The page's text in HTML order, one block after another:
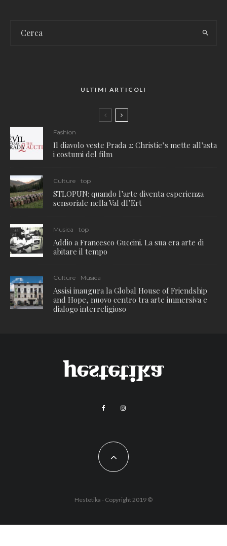
ULTIMI ARTICOLI
Fashion
Il diavolo veste Prada 2: Christie’s mette all’asta
i costumi del film
Culture top
STLOPUN: quando l’arte diventa esperienza
sensoriale nella Val dl’Ert
Musica top
Addio a Francesco Guccini. La sua era arte di
abitare il tempo
Culture Musica
Assisi inaugura la Global House of Friendship
and Hope, nuovo centro tra arte immersiva e
dialogo interreligioso
Hestetika - Copyright 2019 ©